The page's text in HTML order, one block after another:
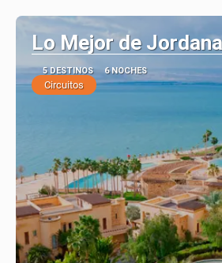
Lo Mejor de
5 DESTINOS 6 NOCHES
Circuitos